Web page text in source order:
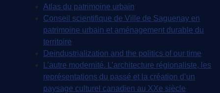
Atlas du patrimoine urbain
Conseil scientifique de Ville de Saguenay en
patrimoine urbain et aménagement durable du
territoire
Deindustrialization and the politics of our time
L’autre modernité. L’architecture régionaliste, les
représentations du passé et la création d’un
paysage culturel canadien au XXe siècle